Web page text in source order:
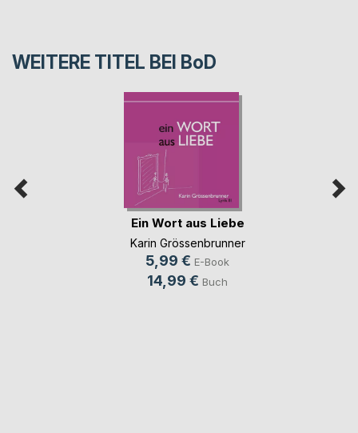
WEITERE TITEL BEI BoD
Ein Wort aus Liebe
Karin Grössenbrunner
5,99 € E-Book
14,99 € Buch